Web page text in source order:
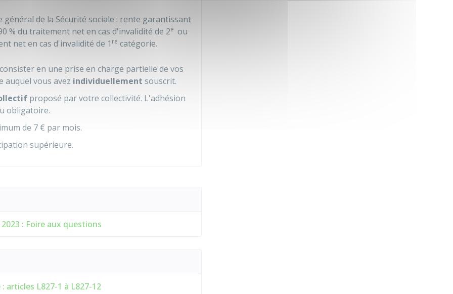
de la Sécurité sociale : rente garantissant
% du traitement net en cas d'invalidité de 2e ou
net en cas d'invalidité de 1 re catégorie.
en une prise en charge partielle de vos
auquel vous avez individuellement souscrit.
proposé par votre collectivité. L'adhésion
obligatoire.
de 7 € par mois.
supérieure.
: Foire aux questions
articles L827-1 à L827-12